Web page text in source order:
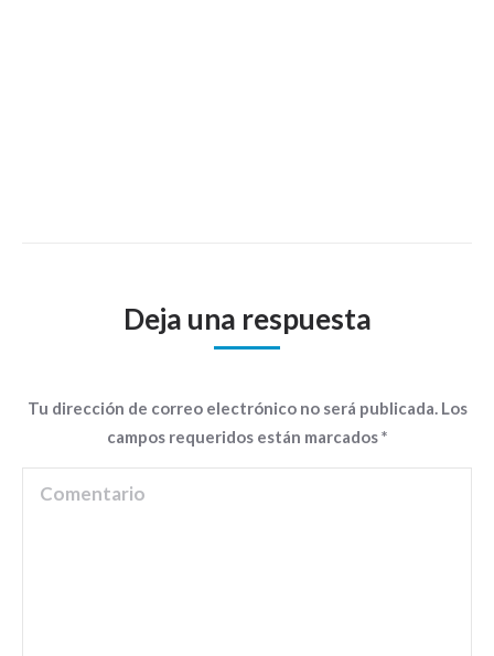
Deja una respuesta
Tu dirección de correo electrónico no será publicada. Los
campos requeridos están marcados*
Comentario